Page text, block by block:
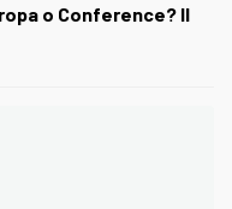
o Conference? Il